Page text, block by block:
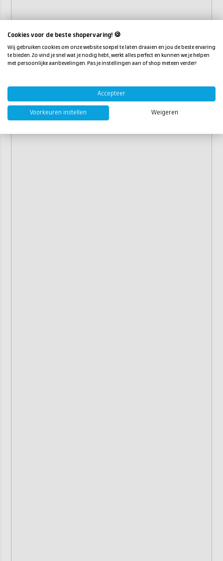
Cookies voor de beste shopervaring! 🍪
Wij gebruiken cookies om onze website soepel te laten draaien en jou de beste ervaring
te bieden. Zo vind je snel wat je nodig hebt, werkt alles perfect en kunnen we je helpen
met persoonlijke aanbevelingen. Pas je instellingen aan of shop meteen verder!
Accepteer
Voorkeuren instellen Weigeren